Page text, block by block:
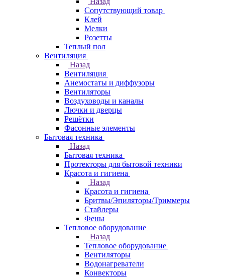
Сопутствующий товар
Клей
Мелки
Розетты
Теплый пол
Вентиляция
Назад
Вентиляция
Анемостаты и диффузоры
Вентиляторы
Воздуховоды и каналы
Лючки и дверцы
Решётки
Фасонные элементы
Бытовая техника
Назад
Бытовая техника
Протекторы для бытовой техники
Красота и гигиена
Назад
Красота и гигиена
Бритвы/Эпиляторы/Триммеры
Стайлеры
Фены
Тепловое оборудование
Назад
Тепловое оборудование
Вентиляторы
Водонагреватели
Конвекторы